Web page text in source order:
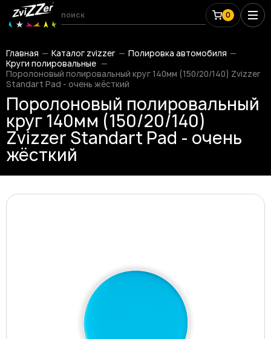
0
Главная Каталог zvizzer
Полировка автомобиля
Круги полировальные
Поролоновый полировальный круг 140мм (150/20/140) Zvizzer
Standart Pad - очень жёсткий
Поролоновый полировальный
круг 140мм (150/20/140)
Zvizzer Standart Pad - очень
жёсткий